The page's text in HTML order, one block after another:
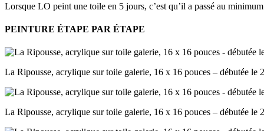
Lorsque LO peint une toile en 5 jours, c’est qu’il a passé au
PEINTURE ÉTAPE PAR ÉTAPE
La Ripousse, acrylique sur toile galerie, 16 x 16 pouces – débutée le
La Ripousse, acrylique sur toile galerie, 16 x 16 pouces – débutée le